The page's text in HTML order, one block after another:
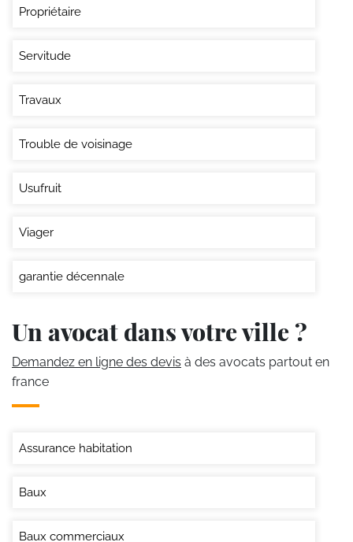
Propriétaire
Servitude
Travaux
Trouble de voisinage
Usufruit
Viager
garantie décennale
Un avocat dans votre ville ?
Demandez en ligne des devis à des avocats partout en
france
Assurance habitation
Baux
Baux commerciaux